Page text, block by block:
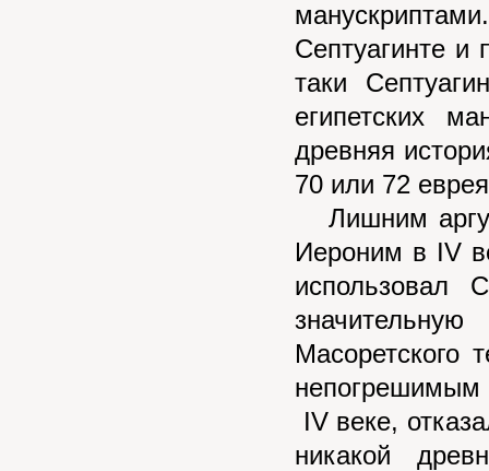
Септуагинте и
таки
египетских
древняя
70 или 72
Лишним
Иероним в IV
использовал
Масоретского
непогрешимым
IV веке,
никакой